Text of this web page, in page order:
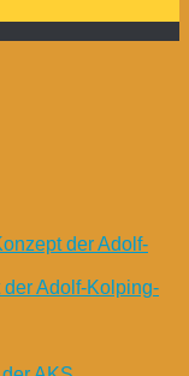
der Adolf-
Adolf-Kolping-